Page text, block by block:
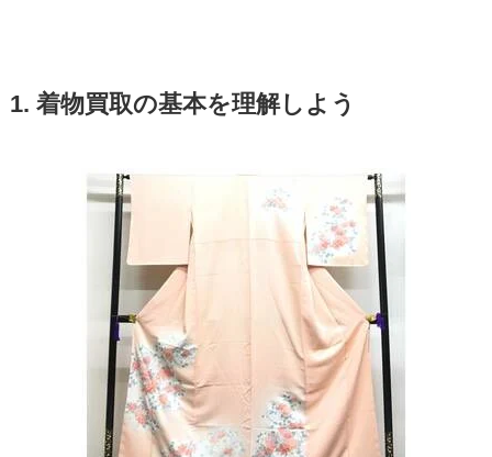
1. 着物買取の基本を理解しよう